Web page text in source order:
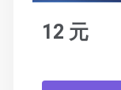
12 元